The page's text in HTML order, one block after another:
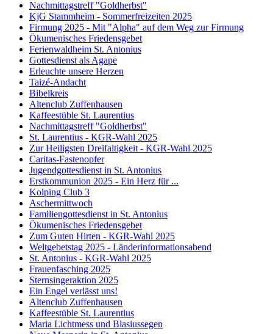
Nachmittagstreff "Goldherbst"
KjG Stammheim - Sommerfreizeiten 2025
Firmung 2025 - Mit "Alpha" auf dem Weg zur Firmung
Ökumenisches Friedensgebet
Ferienwaldheim St. Antonius
Gottesdienst als Agape
Erleuchte unsere Herzen
Taizé-Andacht
Bibelkreis
Altenclub Zuffenhausen
Kaffeestüble St. Laurentius
Nachmittagstreff "Goldherbst"
St. Laurentius - KGR-Wahl 2025
Zur Heiligsten Dreifaltigkeit - KGR-Wahl 2025
Caritas-Fastenopfer
Jugendgottesdienst in St. Antonius
Erstkommunion 2025 - Ein Herz für ...
Kolping Club 3
Aschermittwoch
Familiengottesdienst in St. Antonius
Ökumenisches Friedensgebet
Zum Guten Hirten - KGR-Wahl 2025
Weltgebetstag 2025 - Länderinformationsabend
St. Antonius - KGR-Wahl 2025
Frauenfasching 2025
Sternsingeraktion 2025
Ein Engel verlässt uns!
Altenclub Zuffenhausen
Kaffeestüble St. Laurentius
Maria Lichtmess und Blasiussegen